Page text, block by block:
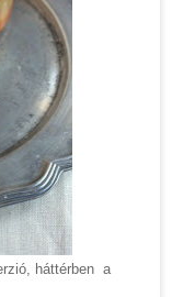
háttérben a